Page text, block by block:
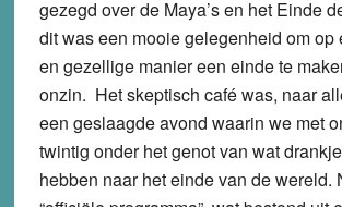
gezegd over de Maya’s en het Einde
dit was een mooie gelegenheid om op
en gezellige manier een einde te
onzin. Het skeptisch café was, naar
een geslaagde avond waarin we met
twintig onder het genot van wat
hebben naar het einde van de wereld.